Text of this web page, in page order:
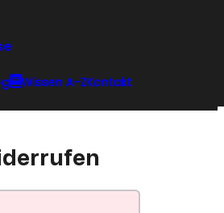
Wissen A-ZKontakt